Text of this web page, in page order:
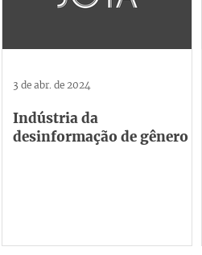
Indústria da
desinformação de gênero
3 de abr. de 2024